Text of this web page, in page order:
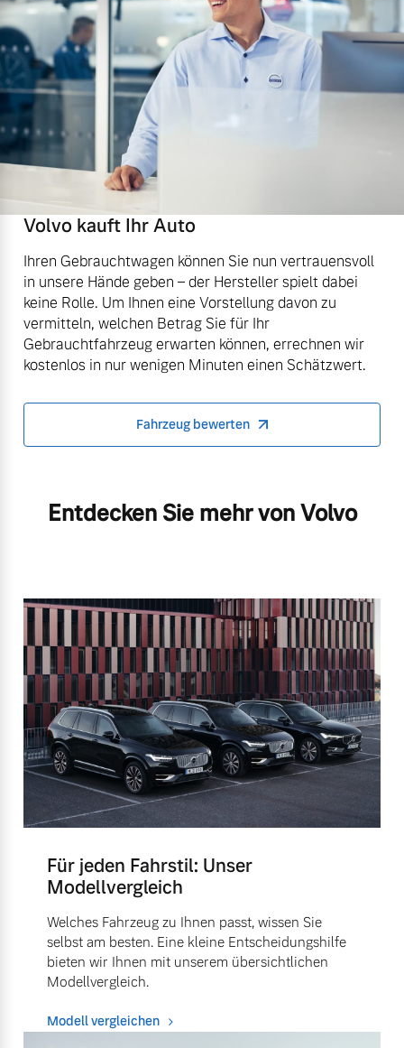
Volvo kauft Ihr Auto
Ihren Gebrauchtwagen können Sie nun vertrauensvoll
in unsere Hände geben – der Hersteller spielt dabei
keine Rolle. Um Ihnen eine Vorstellung davon zu
vermitteln, welchen Betrag Sie für Ihr
Gebrauchtfahrzeug erwarten können, errechnen wir
kostenlos in nur wenigen Minuten einen Schätzwert.
Fahrzeug bewerten
Entdecken Sie mehr von Volvo
Für jeden Fahrstil: Unser
Modellvergleich
Welches Fahrzeug zu Ihnen passt, wissen Sie
selbst am besten. Eine kleine Entscheidungshilfe
bieten wir Ihnen mit unserem übersichtlichen
Modellvergleich.
Modell vergleichen